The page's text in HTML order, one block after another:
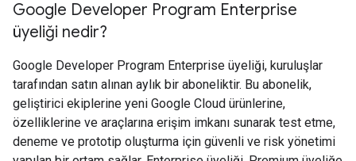
Google Developer Program Enterprise
üyeliği nedir?
Google Developer Program Enterprise üyeliği, kuruluşlar
tarafından satın alınan aylık bir aboneliktir. Bu abonelik,
geliştirici ekiplerine yeni Google Cloud ürünlerine,
özelliklerine ve araçlarına erişim imkanı sunarak test etme,
deneme ve prototip oluşturma için güvenli ve risk yönetimi